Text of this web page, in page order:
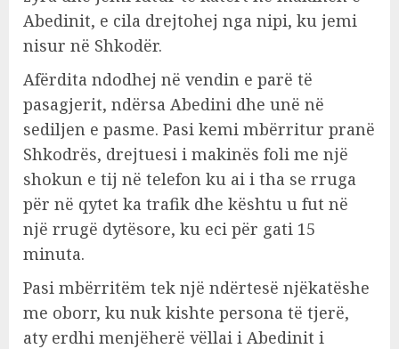
Abedinit, e cila drejtohej nga nipi, ku jemi
nisur në Shkodër.
Afërdita ndodhej në vendin e parë të
pasagjerit, ndërsa Abedini dhe unë në
sediljen e pasme. Pasi kemi mbërritur pranë
Shkodrës, drejtuesi i makinës foli me një
shokun e tij në telefon ku ai i tha se rruga
për në qytet ka trafik dhe kështu u fut në
një rrugë dytësore, ku eci për gati 15
minuta.
Pasi mbërritëm tek një ndërtesë njëkatëshe
me oborr, ku nuk kishte persona të tjerë,
aty erdhi menjëherë vëllai i Abedinit i